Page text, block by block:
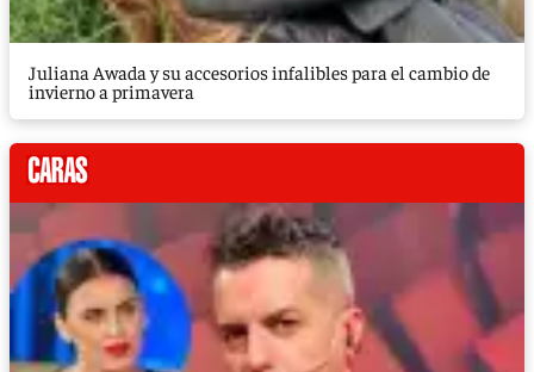
Juliana Awada y su accesorios infalibles para el cambio de
invierno a primavera